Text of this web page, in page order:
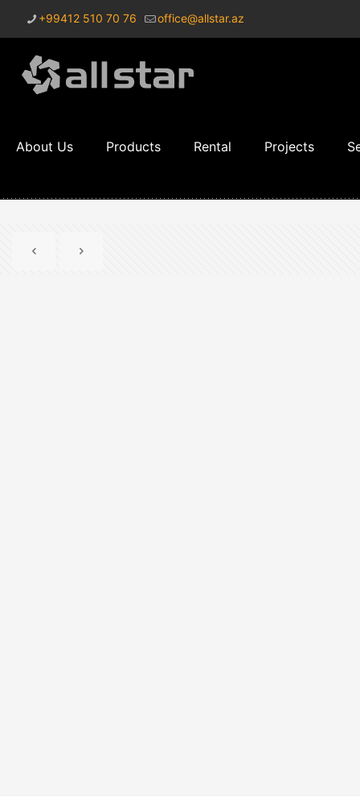
+99412 510 70 76 office@allstar.az
About Us Products Rental Projects